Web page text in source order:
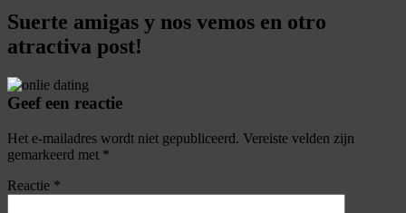
Suerte amigas y nos vemos en otro
atractiva post!
Geef een reactie
Het e-mailadres wordt niet gepubliceerd. Vereiste velden zijn
gemarkeerd met *
Reactie *